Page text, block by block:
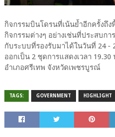
กิจกรรมบินโดรนที่เน้นย้ำอีกครั้งถึ
กิจกรรมต่างๆ อย่างเช่นที่ประสบก
กับระบบที่รองรับมาได้ในวันที่ 24 -
ออกเป็น 2 ชุดการแสดงเวลา
อำเภอศรีเทพ จังหวัดเพชรบูรณ์
TAGS: GOVERNMENT HIGHLIGHT